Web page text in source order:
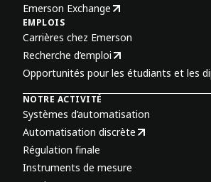
Emerson Exchange
EMPLOIS
Carrières chez Emerson
Recherche d’emploi
Opportunités pour les étudiants et les
NOTRE ACTIVITÉ
Systèmes d’automatisation
Automatisation discrète
Régulation finale
Instruments de mesure